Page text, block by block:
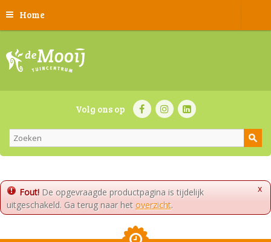
Home
Volg ons op
x
Fout! De opgevraagde productpagina is tijdelijk
uitgeschakeld. Ga terug naar het overzicht.